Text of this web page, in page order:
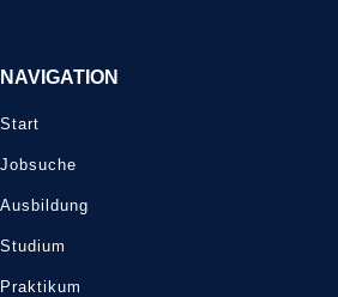
NAVIGATION
Start
Jobsuche
Ausbildung
Studium
Praktikum